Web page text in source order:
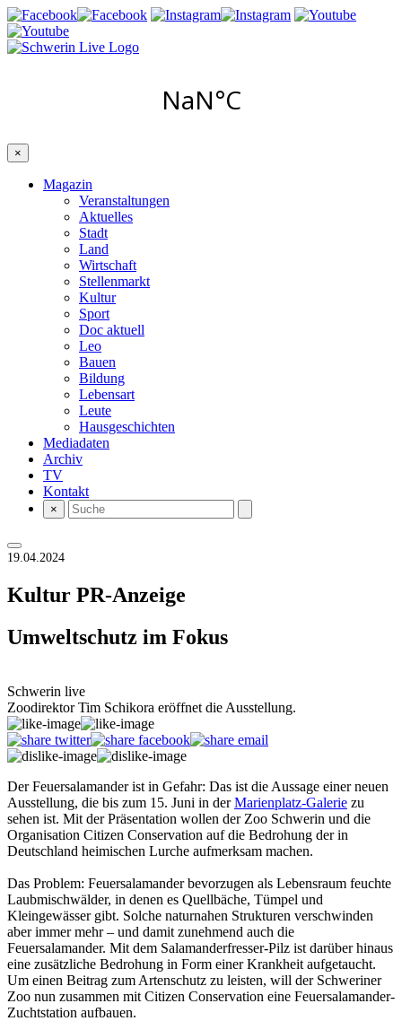
×
Magazin
Veranstaltungen
Aktuelles
Stadt
Land
Wirtschaft
Stellenmarkt
Kultur
Sport
Doc aktuell
Leo
Bauen
Bildung
Lebensart
Leute
Hausgeschichten
Mediadaten
Archiv
TV
Kontakt
×
19.04.2024
Kultur PR-Anzeige
Umweltschutz im Fokus
Schwerin live
Zoodirektor Tim Schikora eröffnet die Ausstellung.
Der Feuersalamander ist in Gefahr: Das ist die Aussage einer neuen
Ausstellung, die bis zum 15. Juni in derMarienplatz-Galerie zu
sehen ist. Mit der Präsentation wollen der Zoo Schwerin und die
Organisation Citizen Conservation auf die Bedrohung der in
Deutschland heimischen Lurche aufmerksam machen.
Das Problem: Feuersalamander bevorzugen als Lebensraum feuchte
Laubmischwälder, in denen es Quellbäche, Tümpel und
Kleingewässer gibt. Solche naturnahen Strukturen verschwinden
aber immer mehr – und damit zunehmend auch die
Feuersalamander. Mit dem Salamanderfresser-Pilz ist darüber hinaus
eine zusätzliche Bedrohung in Form einer Krankheit aufgetaucht.
Um einen Beitrag zum Artenschutz zu leisten, will der Schweriner
Zoo nun zusammen mit Citizen Conservation eine Feuersalamander-
Zuchtstation aufbauen.